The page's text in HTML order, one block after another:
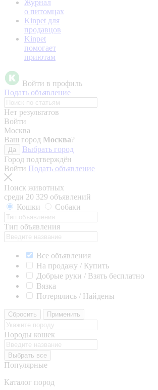
Журнал
о питомцах
Kinpet для
продавцов
Kinpet
помогает
приютам
Войти в профиль
Подать объявление
Нет результатов
Войти
Москва
Ваш город Москва?
Да
Выбрать город
Город подтверждён
Войти Подать объявление
Поиск животных
среди 20 329 объявлений
Кошки
Собаки
Тип объявления
Все объявления
На продажу / Купить
Добрые руки / Взять бесплатно
Вязка
Потерялись / Найдены
Сбросить Применить
Породы кошек
Выбрать все
Популярные
Каталог пород